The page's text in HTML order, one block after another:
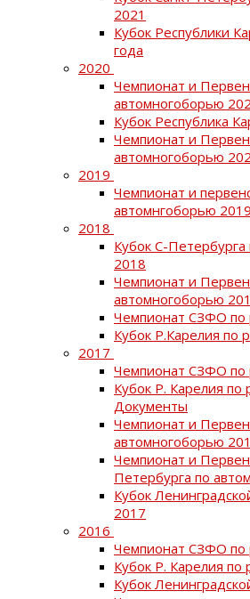
2021
Кубок Республики
года
2020
Чемпионат и
автомногоборью
Кубок Республика
Чемпионат и
автомногоборью
2019
Чемпионат и
автомнгоборью 2019
2018
Кубок С-
2018
Чемпионат и
автомногоборью
Чемпионат СЗФО по
Кубок Р.Карелия по
2017
Чемпионат СЗФО по
Кубок Р. Карелия по
Документы
Чемпионат и
автомногоборью
Чемпионат и
Петербурга по
Кубок
2017
2016
Чемпионат СЗФО по
Кубок Р. Карелия по
Кубок